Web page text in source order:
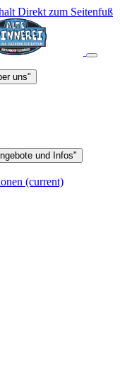
Direkt zum Seitenfuß
uns"
und Infos"
(current)